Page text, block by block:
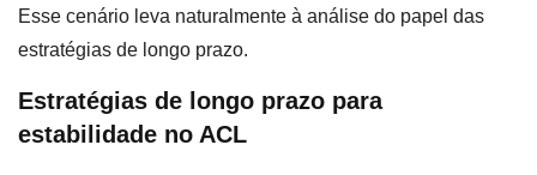
Esse cenário leva naturalmente à análise do papel das
estratégias de longo prazo.
Estratégias de longo prazo para
estabilidade no ACL